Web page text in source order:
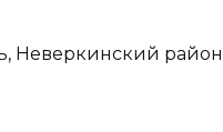
Неверкинский